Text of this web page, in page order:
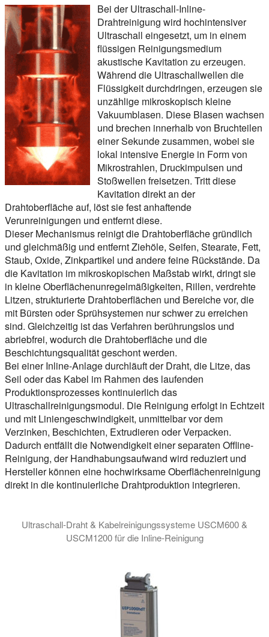
Bei der Ultraschall-Inline-
Drahtreinigung wird hochintensiver
Ultraschall eingesetzt, um in einem
flüssigen Reinigungsmedium
akustische Kavitation zu erzeugen.
Während die Ultraschallwellen die
Flüssigkeit durchdringen, erzeugen sie
unzählige mikroskopisch kleine
Vakuumblasen. Diese Blasen wachsen
und brechen innerhalb von Bruchteilen
einer Sekunde zusammen, wobei sie
lokal intensive Energie in Form von
Mikrostrahlen, Druckimpulsen und
Stoßwellen freisetzen. Tritt diese
Kavitation direkt an der
Drahtoberfläche auf, löst sie fest anhaftende
Verunreinigungen und entfernt diese.
Dieser Mechanismus reinigt die Drahtoberfläche gründlich
und gleichmäßig und entfernt Ziehöle, Seifen, Stearate, Fett,
Staub, Oxide, Zinkpartikel und andere feine Rückstände. Da
die Kavitation im mikroskopischen Maßstab wirkt, dringt sie
in kleine Oberflächenunregelmäßigkeiten, Rillen, verdrehte
Litzen, strukturierte Drahtoberflächen und Bereiche vor, die
mit Bürsten oder Sprühsystemen nur schwer zu erreichen
sind. Gleichzeitig ist das Verfahren berührungslos und
abriebfrei, wodurch die Drahtoberfläche und die
Beschichtungsqualität geschont werden.
Bei einer Inline-Anlage durchläuft der Draht, die Litze, das
Seil oder das Kabel im Rahmen des laufenden
Produktionsprozesses kontinuierlich das
Ultraschallreinigungsmodul. Die Reinigung erfolgt in Echtzeit
und mit Liniengeschwindigkeit, unmittelbar vor dem
Verzinken, Beschichten, Extrudieren oder Verpacken.
Dadurch entfällt die Notwendigkeit einer separaten Offline-
Reinigung, der Handhabungsaufwand wird reduziert und
Hersteller können eine hochwirksame Oberflächenreinigung
direkt in die kontinuierliche Drahtproduktion integrieren.
Ultraschall-Draht & Kabelreinigungssysteme USCM600 &
USCM1200 für die Inline-Reinigung